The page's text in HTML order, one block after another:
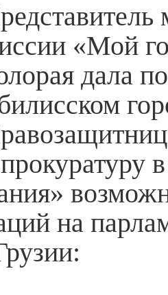
«Мой
дала
на